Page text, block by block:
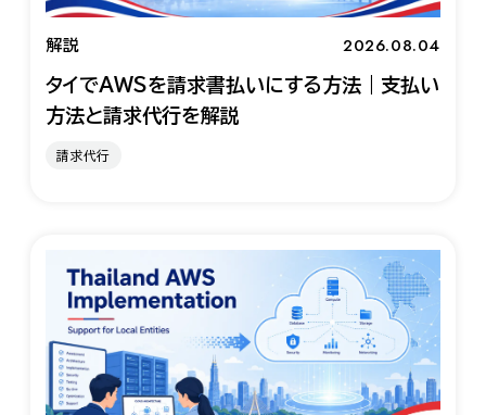
解説 2026.08.04
タイでAWSを請求書払いにする方法｜支払い
方法と請求代行を解説
請求代行